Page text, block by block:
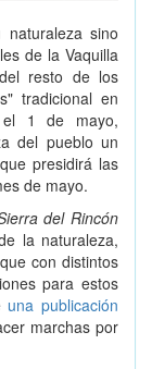
sino
de la Vaquilla
resto de los
tradicional en
el 1 de mayo,
del pueblo un
presidirá las
de mayo.
del Rincón
la naturaleza,
con distintos
para estos
una publicación
marchas por